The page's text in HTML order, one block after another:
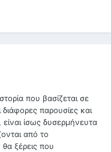
που βασίζεται σε
διάφορες παρουσίες και
ίσως δυσερμήνευτα
από το
ξέρεις που